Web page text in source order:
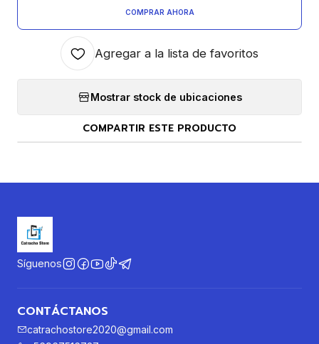
COMPRAR AHORA
Agregar a la lista de favoritos
Mostrar stock de ubicaciones
COMPARTIR ESTE PRODUCTO
Síguenos
CONTÁCTANOS
catrachostore2020@gmail.com